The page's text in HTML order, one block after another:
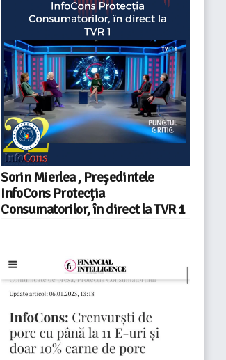
Sorin Mierlea , Președintele
InfoCons Protecția
Consumatorilor, în direct la TVR 1